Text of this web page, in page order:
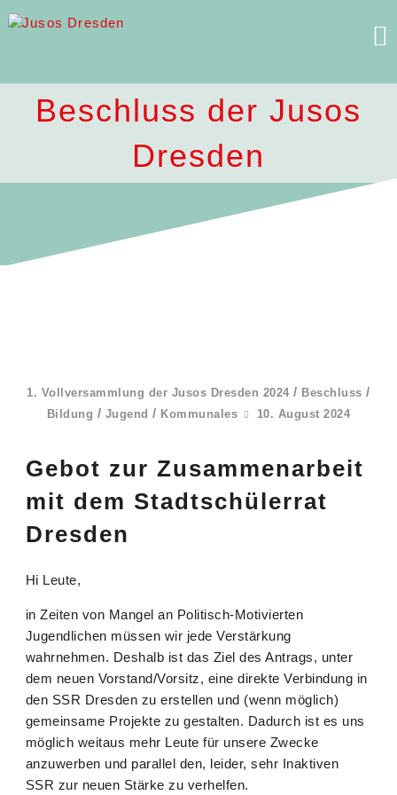
to
Beschluss der Jusos
Dresden
1. Vollversammlung der Jusos Dresden 2024 / Beschluss /
Bildung / Jugend / Kommunales 10. August 2024
Gebot zur Zusammenarbeit
mit dem Stadtschülerrat
Dresden
Hi Leute,
in Zeiten von Mangel an Politisch-Motivierten
Jugendlichen müssen wir jede Verstärkung
wahrnehmen. Deshalb ist das Ziel des Antrags, unter
dem neuen Vorstand/Vorsitz, eine direkte Verbindung in
den SSR Dresden zu erstellen und (wenn möglich)
gemeinsame Projekte zu gestalten. Dadurch ist es uns
möglich weitaus mehr Leute für unsere Zwecke
anzuwerben und parallel den, leider, sehr Inaktiven
SSR zur neuen Stärke zu verhelfen.